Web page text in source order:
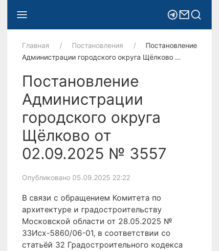
Главная Постановления
Постановление
Администрации городского округа Щёлково …
Постановление
Администрации
городского округа
Щёлково от
02.09.2025 № 3557
Опубликовано 05.09.2025 22:22
В связи с обращением Комитета по
архитектуре и градостроительству
Московской области от 28.05.2025 №
33Исх-5860/06-01, в соответствии со
статьёй 32 Градостроительного кодекса